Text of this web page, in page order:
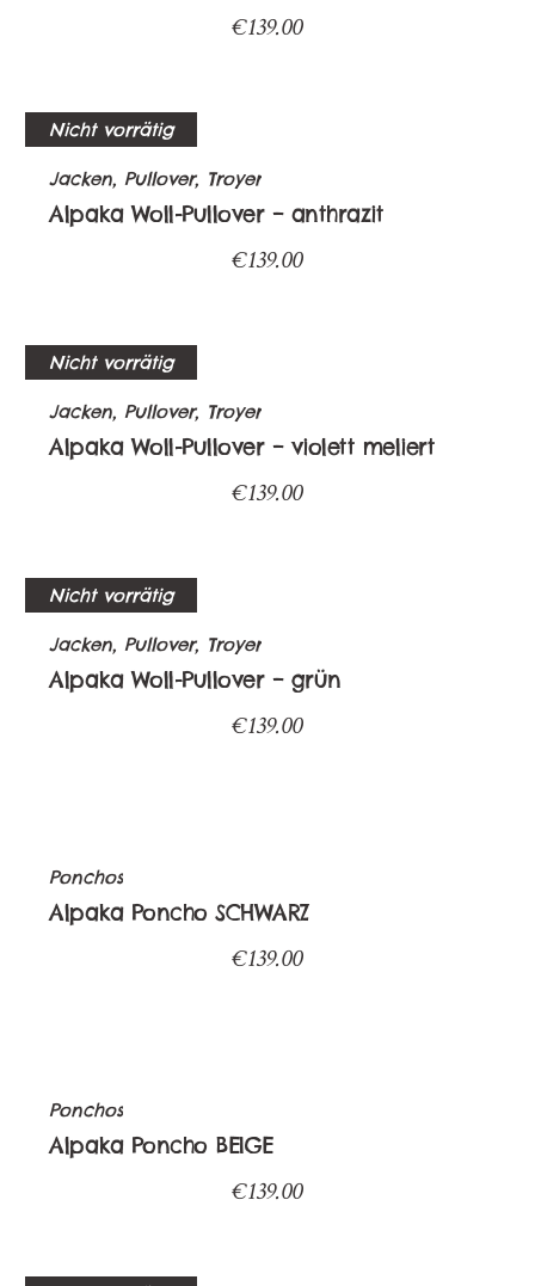
€139.00
Nicht vorrätig
Jacken, Pullover, Troyer
Alpaka Woll-Pullover – anthrazit
€139.00
Nicht vorrätig
Jacken, Pullover, Troyer
Alpaka Woll-Pullover – violett meliert
€139.00
Nicht vorrätig
Jacken, Pullover, Troyer
Alpaka Woll-Pullover – grün
€139.00
Ponchos
Alpaka Poncho SCHWARZ
€139.00
Ponchos
Alpaka Poncho BEIGE
€139.00